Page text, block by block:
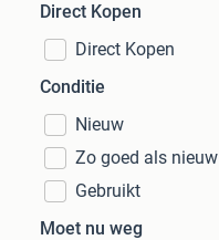
Direct Kopen
Direct Kopen
Conditie
Nieuw
Zo goed als nieuw
Gebruikt
Moet nu weg